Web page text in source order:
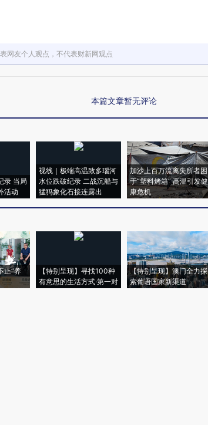
网友个人观点，不代表财新网观点
本篇文章暂无评论
录 当局
活动
视线｜极端高温致多瑙河
水位跌破纪录 二战沉船与
猛犸象化石接连露出
加沙上百万流离失所者困
于“塑料烤箱” 高温引发健
康危机
止“养
【特别呈现】寻找100种
有意思的生活方式·第一对
【特别呈现】澳门全力探
索葡语国家新渠道